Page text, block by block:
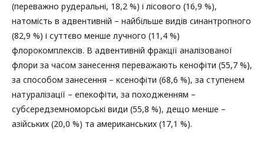
(переважно рудеральні, 18,2 %) і лісового (16,9 %),
натомість в адвентивній – найбільше видів синантропного
(82,9 %) і суттєво менше лучного (11,4 %)
флорокомплексів. В адвентивній фракції аналізованої
флори за часом занесення переважають кенофіти (55,7 %),
за способом занесення – ксенофіти (68,6 %), за ступенем
натуралізації – епекофіти, за походженням –
субсередземноморські види (55,8 %), дещо менше –
азійських (20,0 %) та американських (17,1 %).